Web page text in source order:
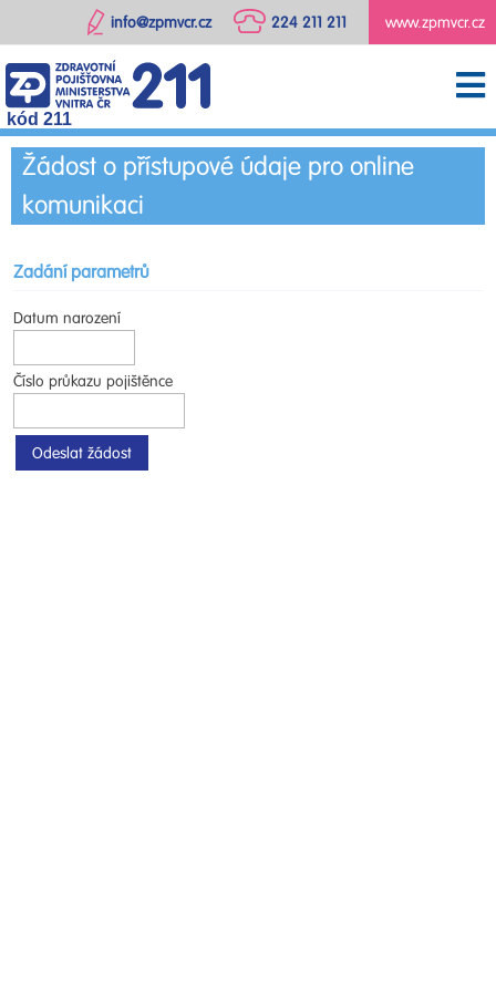
www.zpmvcr.cz
224 211 211
info@zpmvcr.cz
kód 211
Žádost o přístupové údaje pro online
komunikaci
Zadání parametrů
Datum narození
Číslo průkazu pojištěnce